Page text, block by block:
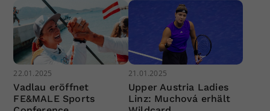
22.01.2025
Vadlau eröffnet
FE&MALE Sports
21.01.2025
Upper Austria Ladies
Linz: Muchová erhält